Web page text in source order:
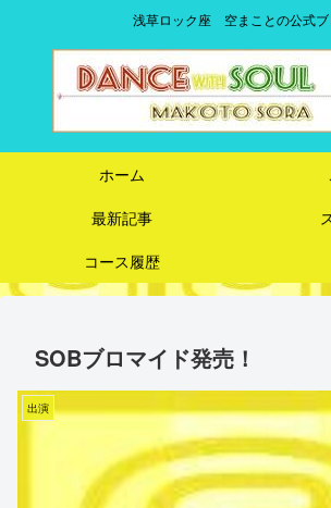
浅草ロック座 空まことの公式ブ
ホーム
最新記事
コース履歴
SOBブロマイド発売！
出演